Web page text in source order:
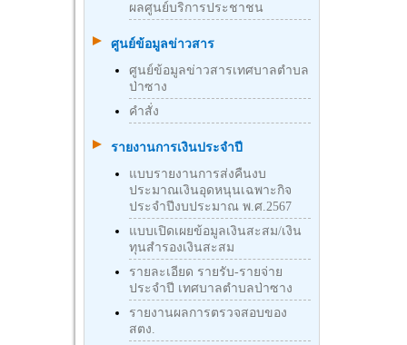
ผลศูนย์บริการประชาชน
ศูนย์ข้อมูลข่าวสาร
ศูนย์ข้อมูลข่าวสารเทศบาลตำบล
ป่าซาง
คำสั่ง
รายงานการเงินประจำปี
แบบรายงานการส่งคืนงบ
ประมาณเงินอุดหนุนเฉพาะกิจ
ประจำปีงบประมาณ พ.ศ.2567
แบบเปิดเผยข้อมูลเงินสะสม/เงิน
ทุนสำรองเงินสะสม
รายละเอียด รายรับ-รายจ่าย
ประจำปี เทศบาลตำบลป่าซาง
รายงานผลการตรวจสอบของ
สตง.